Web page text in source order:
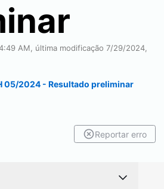
AM , última modificação 7/29/2024,
05/2024 - Resultado preliminar
Reportar erro